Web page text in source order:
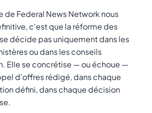
de Federal News Network nous
c'est que la réforme des
décide pas uniquement dans les
ou dans les conseils
Elle se concrétise — ou échoue —
d'offres rédigé, dans chaque
défini, dans chaque décision